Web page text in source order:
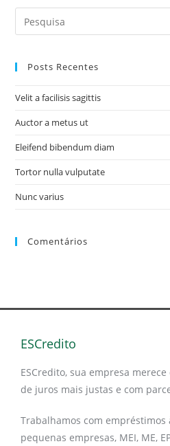
Posts Recentes
Velit a facilisis sagittis
Auctor a metus ut
Eleifend bibendum diam
Tortor nulla vulputate
Nunc varius
Comentários
ESCredito
ESCredito, sua empresa
de juros mais justas e com
Trabalhamos com empréstimos
pequenas empresas, MEI, ME,